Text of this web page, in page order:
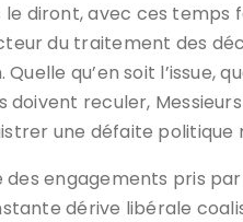
le diront, avec ces temps
du traitement des
qu’en soit l’issue,
doivent reculer,
une défaite politique
des engagements pris
dérive libérale